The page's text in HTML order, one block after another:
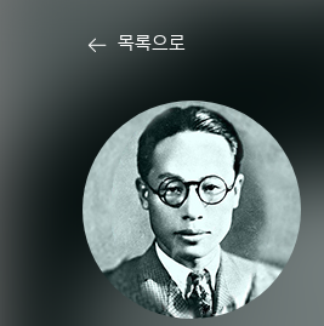
목록으로